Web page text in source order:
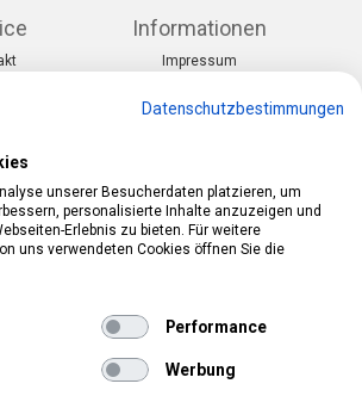
Informationen
Impressum
Datenschutz
& Toys
Telefon: 0412190091
Mail:
info@pekabo.ch
Instagram
Shopping Garantie
Gütesiegel für Sicherheit und
beim Online-Shopping
Datenschutzbestimmungen
unserer Besucherdaten platzieren, um
personalisierte Inhalte anzuzeigen und
Erlebnis zu bieten. Für weitere
uns verwendeten Cookies öffnen Sie die
Performance
Werbung